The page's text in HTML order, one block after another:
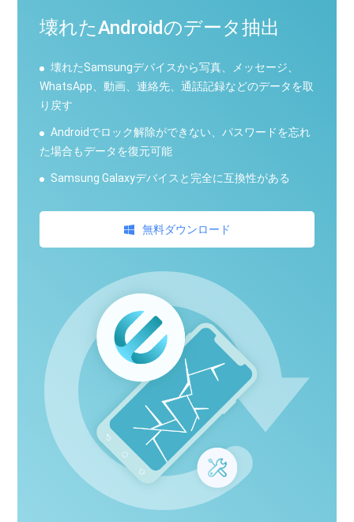
壊れたAndroidのデータ抽出
壊れたSamsungデバイスから写真、メッセージ、
WhatsApp、動画、連絡先、通話記録などのデータを取
り戻す
Androidでロック解除ができない、パスワードを忘れ
た場合もデータを復元可能
Samsung Galaxyデバイスと完全に互換性がある
無料ダウンロード